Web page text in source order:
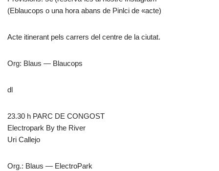
(Eblaucops o una hora abans de Pinlci de «acte)
Acte itinerant pels carrers del centre de la ciutat.
Org: Blaus — Blaucops
dl
23.30 h PARC DE CONGOST
Electropark By the River
Uri Callejo
Org.: Blaus — ElectroPark